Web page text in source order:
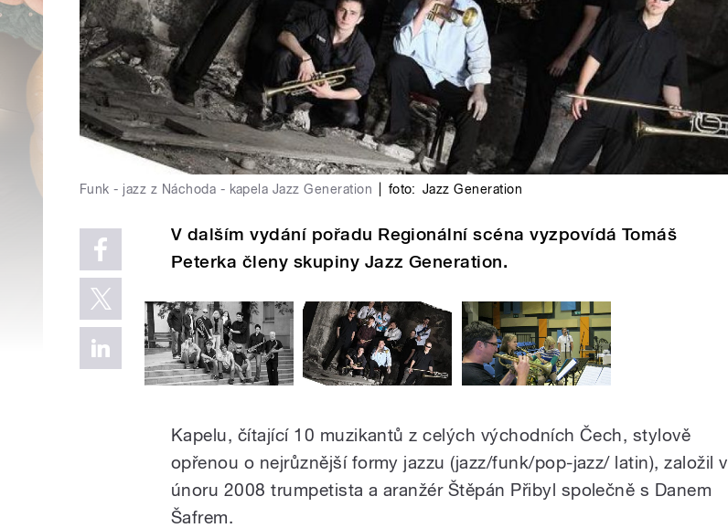
Funk - jazz z Náchoda - kapela Jazz Generation foto: Jazz Generation
V dalším vydání pořadu Regionální scéna vyzpovídá Tomáš
Peterka členy skupiny Jazz Generation.
Kapelu, čítající 10 muzikantů z celých východních Čech, stylově
opřenou o nejrůznější formy jazzu (jazz/funk/pop-jazz/ latin), založil v
únoru 2008 trumpetista a aranžér Štěpán Přibyl společně s Danem
Šafrem.